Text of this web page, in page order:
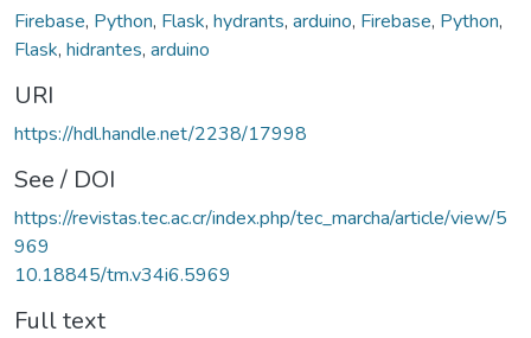
Firebase, Python, Flask, hydrants, arduino, Firebase, Python,
Flask, hidrantes, arduino
URI
https://hdl.handle.net/2238/17998
See / DOI
https://revistas.tec.ac.cr/index.php/tec_marcha/article/view/5
969
10.18845/tm.v34i6.5969
Full text